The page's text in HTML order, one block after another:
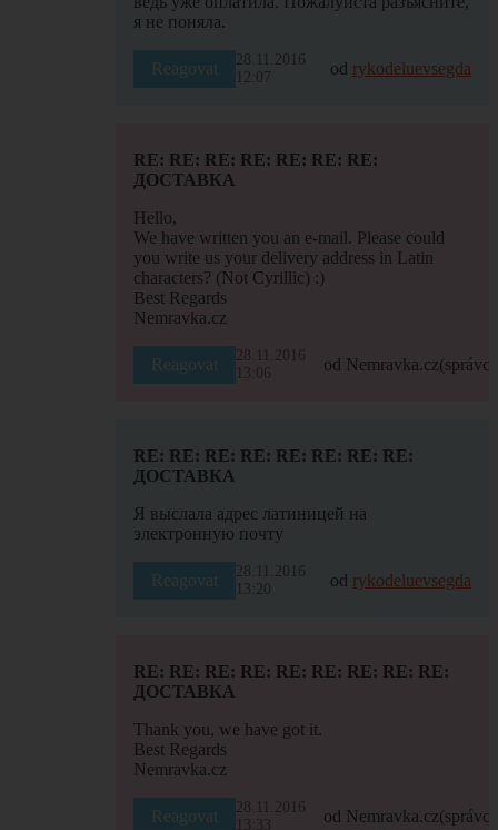
я не поняла.
Reagovat
28.11.2016
12:07
od rykodeluevsegda
RE: RE: RE: RE: RE: RE: RE:
ДОСТАВКА
Hello,
We have written you an e-mail. Please could
you write us your delivery address in Latin
characters? (Not Cyrillic) :)
Best Regards
Nemravka.cz
Reagovat
28.11.2016
13:06
od Nemravka.cz
RE: RE: RE: RE: RE: RE: RE: RE:
ДОСТАВКА
Я выслала адрес латиницей на
электронную почту
Reagovat
28.11.2016
13:20
od rykodeluevsegda
RE: RE: RE: RE: RE: RE: RE: RE: RE:
ДОСТАВКА
Thank you, we have got it.
Best Regards
Nemravka.cz
Reagovat
28.11.2016
od Nemravka.cz